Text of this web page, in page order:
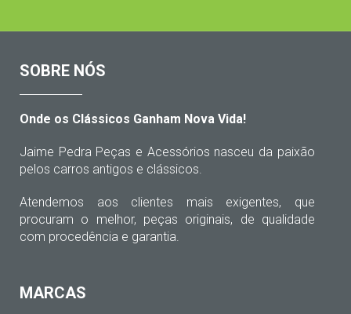
SOBRE NÓS
Onde os Clássicos Ganham Nova Vida!
Jaime Pedra Peças e Acessórios nasceu da paixão
pelos carros antigos e clássicos.
Atendemos aos clientes mais exigentes, que
procuram o melhor, peças originais, de qualidade
com procedência e garantia.
MARCAS